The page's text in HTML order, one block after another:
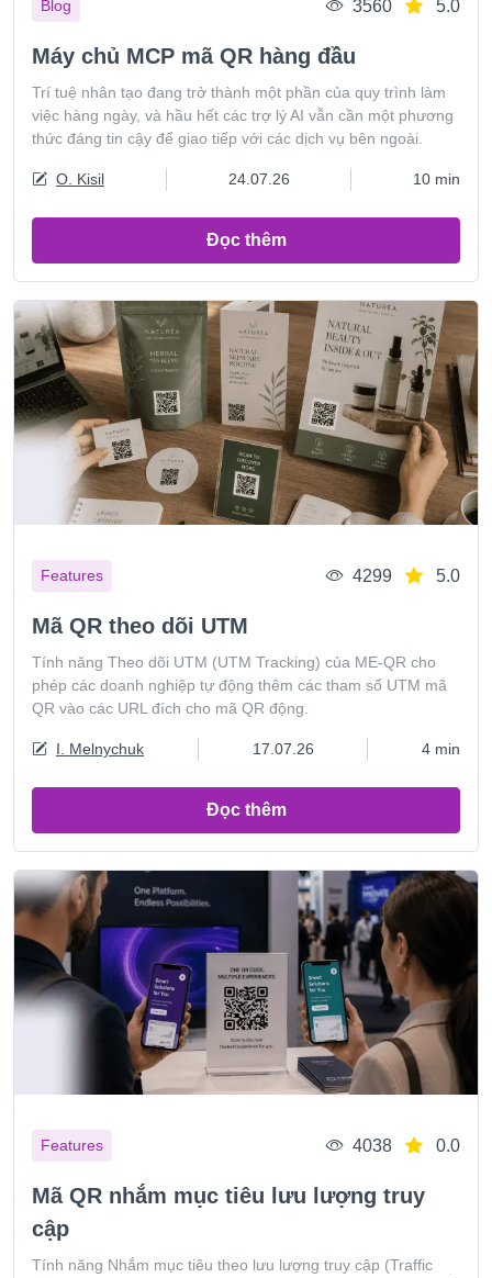
Blog 3560 5.0
Máy chủ MCP mã QR hàng đầu
Trí tuệ nhân tạo đang trở thành một phần của quy trình làm
việc hàng ngày, và hầu hết các trợ lý AI vẫn cần một phương
thức đáng tin cậy để giao tiếp với các dịch vụ bên ngoài.
O. Kisil 24.07.26 10 min
Đọc thêm
Features 4299 5.0
Mã QR theo dõi UTM
Tính năng Theo dõi UTM (UTM Tracking) của ME-QR cho
phép các doanh nghiệp tự động thêm các tham số UTM mã
QR vào các URL đích cho mã QR động.
I. Melnychuk 17.07.26 4 min
Đọc thêm
Features 4038 0.0
Mã QR nhắm mục tiêu lưu lượng truy
cập
Tính năng Nhắm mục tiêu theo lưu lượng truy cập (Traffic